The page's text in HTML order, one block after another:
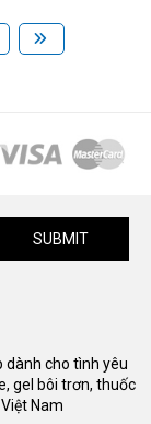
SUBMIT
dành cho tình yêu
gel bôi trơn, thuốc
Nam